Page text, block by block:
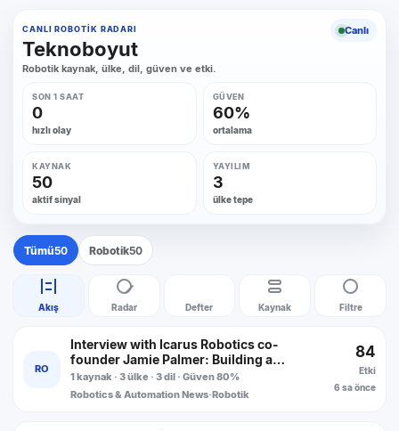
CANLI ROBOTIK RADARI
Teknoboyut
Robotik kaynak, ülke, dil, güven ve etki.
Canlı
SON 1 SAAT
0
hızlı olay
GÜVEN
60%
ortalama
KAYNAK
50
aktif sinyal
YAYILIM
3
ülke tepe
Tümü50 Robotik50
Akış Radar Defter Kaynak Filtre
RO
Interview with Icarus Robotics co-
founder Jamie Palmer: Building a
‘robotic labor force for space’
1 kaynak · 3 ülke · 3 dil · Güven 80%
Robotics & Automation News·Robotik
84
Etki
6 sa önce